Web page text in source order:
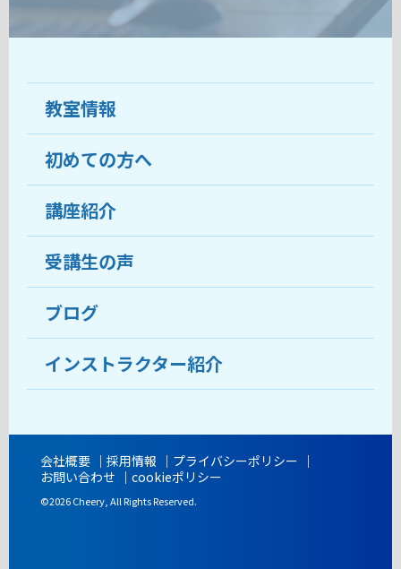
教室情報
教室について
受講生の声
おすすめ・人気の講座
目的から講座を探す
教室ブログ
開講時間
初めての方へ
ココがおすすめ
料金
受講までの流れ
よくあるご質問
講座紹介
受講生の声
ブログ
インストラクター紹介
会社概要 採用情報
プライバシーポリシー
お問い合わせ
cookieポリシー
©2026 Cheery, All Rights Reserved.